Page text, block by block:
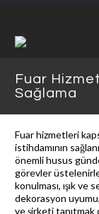
Fuar
Sağlama
Fuar hizmetleri
istihdamının
önemli husus
görevler
konulması, ışık
dekorasyon
ve şirketi tanıtmak